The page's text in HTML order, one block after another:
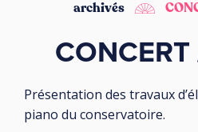
archivés
Présentation des travaux
piano du conservatoire.